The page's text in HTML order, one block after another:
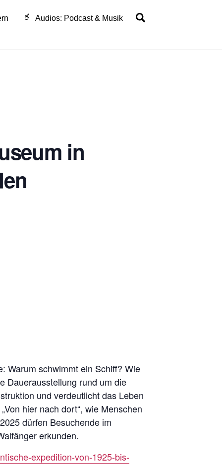
Audios: Podcast & Musik
in
Warum schwimmt ein Schiff? Wie
Dauerausstellung rund um die
und verdeutlicht das Leben
hier nach dort“, wie Menschen
dürfen Besuchende im
erkunden.
expedition-von-1925-bis-